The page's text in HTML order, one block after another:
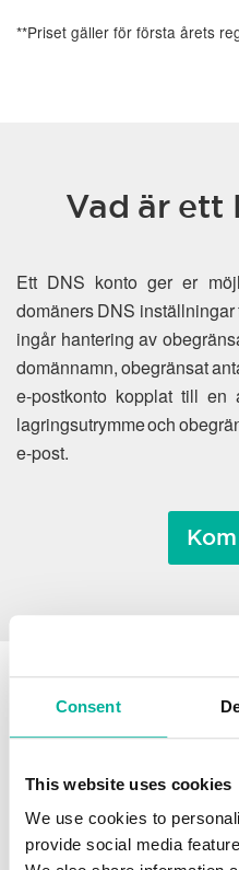
Consent
This website uses cookies
We use cookies to
provide social media
**Priset gäller för första årets
Vad är ett
Ett DNS konto ger er
domäners DNS
ingår hantering av
domännamn, obegränsat
e-postkonto kopplat till en
lagringsutrymme och
e-post.
Varför